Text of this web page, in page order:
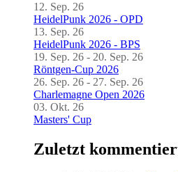
12. Sep. 26
HeidelPunk 2026 - OPD
13. Sep. 26
HeidelPunk 2026 - BPS
19. Sep. 26 - 20. Sep. 26
Röntgen-Cup 2026
26. Sep. 26 - 27. Sep. 26
Charlemagne Open 2026
03. Okt. 26
Masters' Cup
Zuletzt